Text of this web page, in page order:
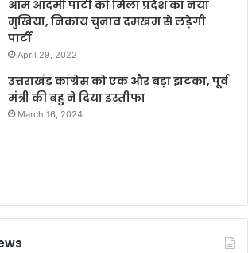
आम आदमी पार्टी को मिला प्रदेश का नया
मुखिया, निकाय चुनाव दमखम से लड़ेगी
पार्टी
April 29, 2022
उत्तराखंड कांग्रेस को एक और बड़ा झटका, पूर्व
मंत्री की बहु ने दिया इस्तीफा
March 16, 2024